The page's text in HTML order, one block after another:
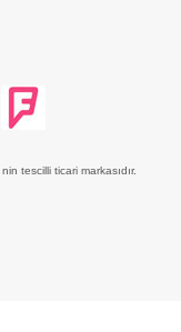
tescilli ticari markasıdır.